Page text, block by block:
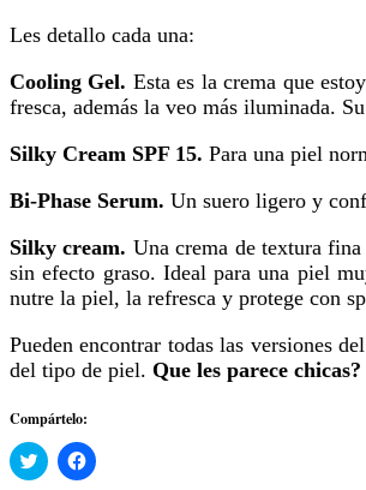
Les detallo cada una:
Cooling Gel. Esta es la crema que
fresca, además la veo más iluminada.
Silky Cream SPF 15. Para una piel
Bi-Phase Serum. Un suero ligero y
Silky cream. Una crema de textura
sin efecto graso. Ideal para una piel
nutre la piel, la refresca y protege con
Pueden encontrar todas las versiones
del tipo de piel. Que les parece
Compártelo:
Haz
clic
Haz
clic